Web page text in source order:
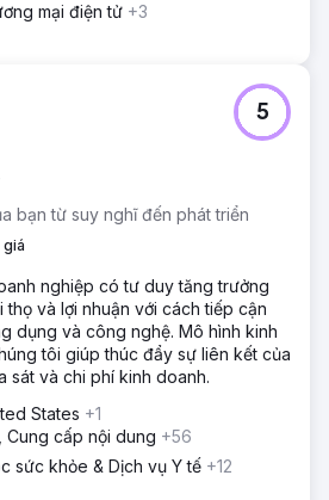
mại điện tử +3
bạn từ suy nghĩ đến phát triển
giá
5
nghiệp có tư duy tăng trưởng
và lợi nhuận với cách tiếp cận
dụng và công nghệ. Mô hình kinh
tôi giúp thúc đẩy sự liên kết của
sát và chi phí kinh doanh.
States +1
cấp nội dung +56
sức khỏe & Dịch vụ Y tế +12